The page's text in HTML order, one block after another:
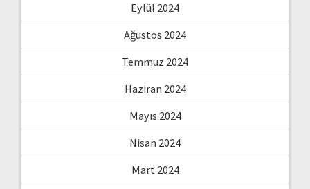
Eylül 2024
Ağustos 2024
Temmuz 2024
Haziran 2024
Mayıs 2024
Nisan 2024
Mart 2024